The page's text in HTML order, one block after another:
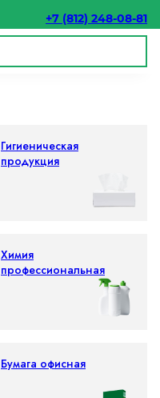
+7 (812) 248-08-81
Гигиеническая
продукция
Химия
профессиональная
Бумага офисная